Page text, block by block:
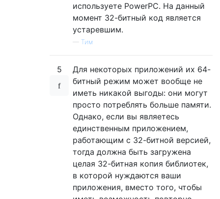
используете PowerPC. На данный
момент 32-битный код является
устаревшим.
— Тим
5
Для некоторых приложений их 64-
битный режим может вообще не
иметь никакой выгоды: они могут
просто потреблять больше памяти.
Однако, если вы являетесь
единственным приложением,
работающим с 32-битной версией,
тогда должна быть загружена
целая 32-битная копия библиотек,
в которой нуждаются ваши
приложения, вместо того, чтобы